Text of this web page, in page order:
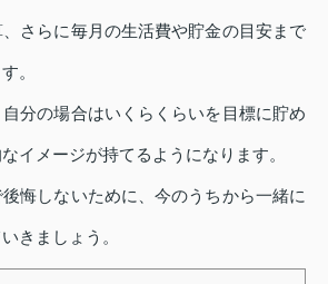
さらに毎月の生活費や貯金の目安まで
。
分の場合はいくらくらいを目標に貯め
イメージが持てるようになります。
悔しないために、今のうちから一緒に
きましょう。